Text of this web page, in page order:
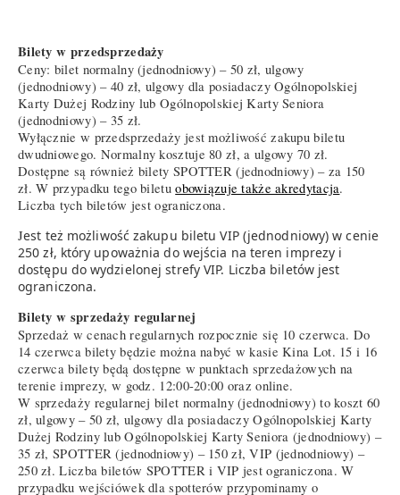
Bilety w przedsprzedaży
Ceny: bilet normalny (jednodniowy) – 50 zł, ulgowy
(jednodniowy) – 40 zł, ulgowy dla posiadaczy Ogólnopolskiej
Karty Dużej Rodziny lub Ogólnopolskiej Karty Seniora
(jednodniowy) – 35 zł.
Wyłącznie w przedsprzedaży jest możliwość zakupu biletu
dwudniowego. Normalny kosztuje 80 zł, a ulgowy 70 zł.
Dostępne są również bilety SPOTTER (jednodniowy) – za 150
zł. W przypadku tego biletuobowiązuje także akredytacja.
Liczba tych biletów jest ograniczona.
Jest też możliwość zakupu biletu VIP (jednodniowy) w cenie
250 zł, który upoważnia do wejścia na teren imprezy i
dostępu do wydzielonej strefy VIP. Liczba biletów jest
ograniczona.
Bilety w sprzedaży regularnej
Sprzedaż w cenach regularnych rozpocznie się 10 czerwca. Do
14 czerwca bilety będzie można nabyć w kasie Kina Lot. 15 i 16
czerwca bilety będą dostępne w punktach sprzedażowych na
terenie imprezy, w godz. 12:00-20:00 oraz online.
W sprzedaży regularnej bilet normalny (jednodniowy) to koszt 60
zł, ulgowy – 50 zł, ulgowy dla posiadaczy Ogólnopolskiej Karty
Dużej Rodziny lub Ogólnopolskiej Karty Seniora (jednodniowy) –
35 zł, SPOTTER (jednodniowy) – 150 zł, VIP (jednodniowy) –
250 zł. Liczba biletów SPOTTER i VIP jest ograniczona. W
przypadku wejściówek dla spotterów przypominamy o